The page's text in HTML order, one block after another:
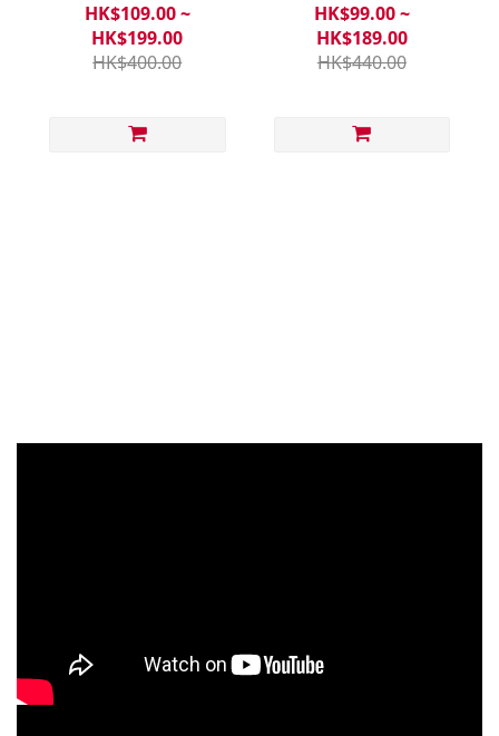
HK$109.00 ~
HK$199.00
HK$400.00
HK$99.00 ~
HK$189.00
HK$440.00